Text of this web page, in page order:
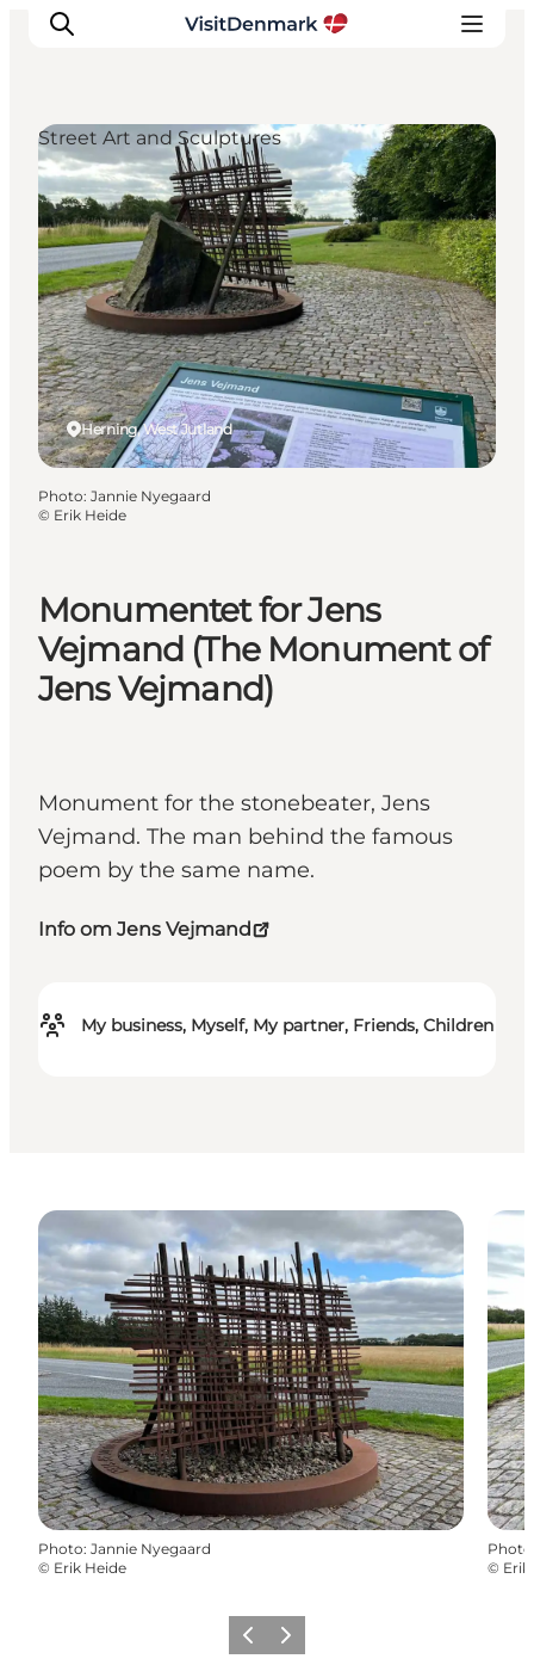
Inspirations
Destinations
Quoi faire
Hébergements
Planifiez votre voyage
Monumentet for Jens
Vejmand (The Monument of
Jens Vejmand)
Monument for the stonebeater, Jens
Vejmand. The man behind the famous
poem by the same name.
Info om Jens Vejmand
My business, Myself, My partner, Friends, Children
Herning, West Jutland
Street Art and Sculptures
Photo: Jannie Nyegaard
© Erik Heide
Photo: Jannie Nyegaard
© Erik Heide
Photo
© Erik
PrécédentSuivant